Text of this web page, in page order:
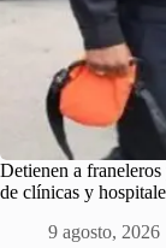
Detienen a
de clínicas y
9 agosto, 2026